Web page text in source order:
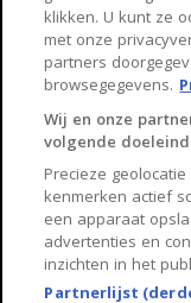
Over Huisnet
Algemene
Privacybeleid
Contact
Sitemap
Copyright 2026,
klikken. U kunt ze
met onze
partners
browsegegevens.
Wij en onze
volgende
Precieze
kenmerken actief
een apparaat
advertenties en
inzichten in het
Partnerlijst